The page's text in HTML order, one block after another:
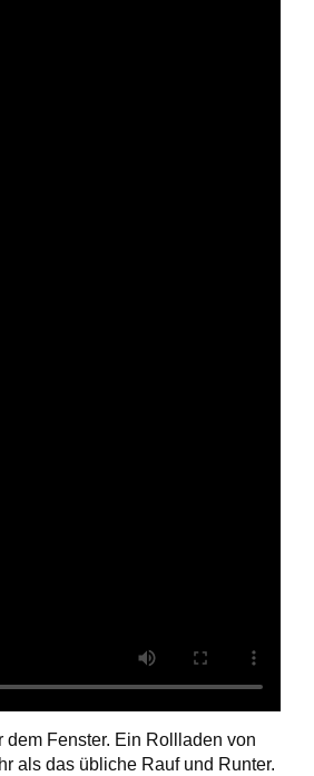
dem Fenster. Ein Rollladen von
als das übliche Rauf und Runter.